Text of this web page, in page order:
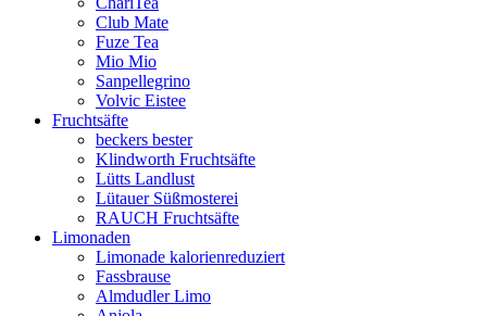
Club Mate
Fuze Tea
Mio Mio
Sanpellegrino
Volvic Eistee
Fruchtsäfte
beckers bester
Klindworth Fruchtsäfte
Lütts Landlust
Lütauer Süßmosterei
RAUCH Fruchtsäfte
Limonaden
Limonade kalorienreduziert
Fassbrause
Almdudler Limo